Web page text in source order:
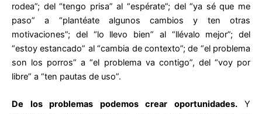
rodea”; del “tengo prisa” al “espérate”; del “ya sé que me
paso” a “plantéate algunos cambios y ten otras
motivaciones”; del “lo llevo bien” al “llévalo mejor”; del
“estoy estancado” al “cambia de contexto”; de “el problema
son los porros” a “el problema va contigo”, del “voy por
libre” a “ten pautas de uso”.
De los problemas podemos crear oportunidades.Y